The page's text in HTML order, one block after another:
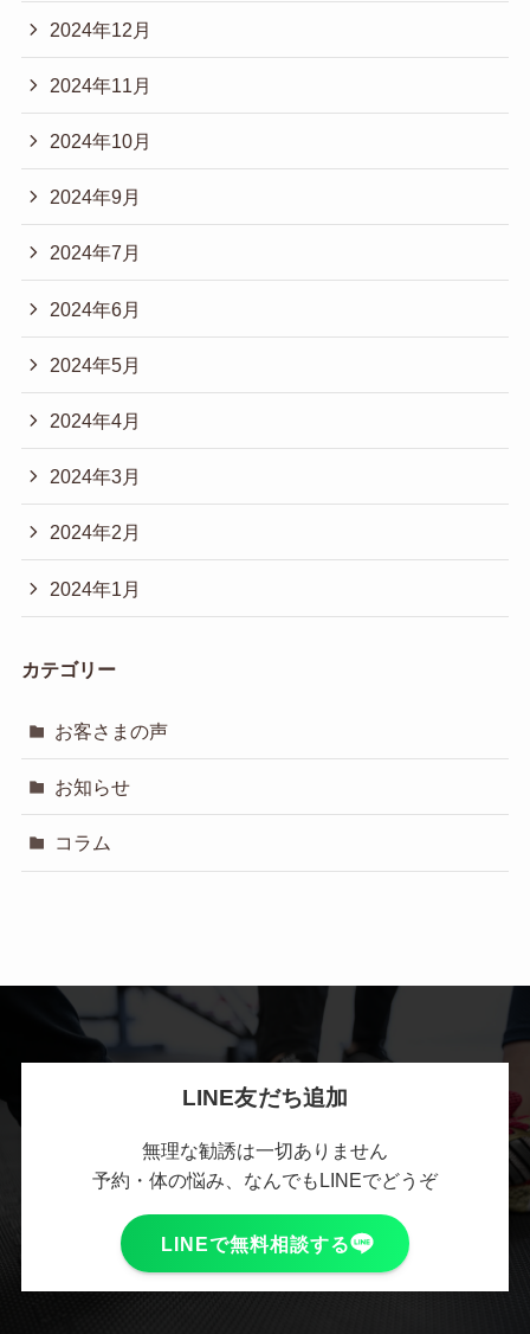
2024年12月
2024年11月
2024年10月
2024年9月
2024年7月
2024年6月
2024年5月
2024年4月
2024年3月
2024年2月
2024年1月
カテゴリー
お客さまの声
お知らせ
コラム
LINE友だち追加
無理な勧誘は一切ありません
予約・体の悩み、なんでもLINEでどうぞ
LINEで無料相談する